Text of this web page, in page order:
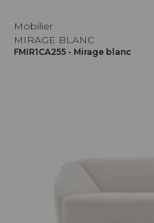
Mobilier
MIRAGE BLANC
FMIR1CA255 - Mirage blanc